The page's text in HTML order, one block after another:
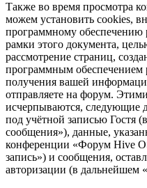
Также во время просмотра
можем установить cookies,
программному обеспечению
рамки этого документа,
рассмотрение страниц,
программным
получения вашей
отправляете на форум.
исчерпываются, следующие
под учётной записью Гостя
сообщения»), данные,
конференции «Форум Hive
запись») и сообщения,
авторизации (в дальнейшем